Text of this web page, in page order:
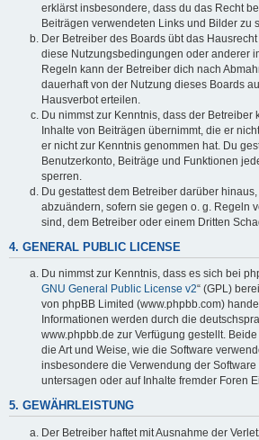
erklärst insbesondere, dass du das Recht
Beiträgen verwendeten Links und Bilder zu
Der Betreiber des Boards übt das
diese Nutzungsbedingungen oder anderer
Regeln kann der Betreiber dich nach
dauerhaft von der Nutzung dieses Boards
Hausverbot erteilen.
Du nimmst zur Kenntnis, dass der Betreiber
Inhalte von Beiträgen übernimmt, die er
er nicht zur Kenntnis genommen hat. Du
Benutzerkonto, Beiträge und Funktionen
sperren.
Du gestattest dem Betreiber darüber
abzuändern, sofern sie gegen o. g. Regeln
sind, dem Betreiber oder einem Dritten
4. GENERAL PUBLIC LICENSE
Du nimmst zur Kenntnis, dass es sich bei
GNU General Public License v2“ (GPL)
von phpBB Limited (www.phpbb.com)
Informationen werden durch die
www.phpbb.de zur Verfügung gestellt.
die Art und Weise, wie die Software
insbesondere die Verwendung der
untersagen oder auf Inhalte fremder Foren
5. GEWÄHRLEISTUNG
Der Betreiber haftet mit Ausnahme der